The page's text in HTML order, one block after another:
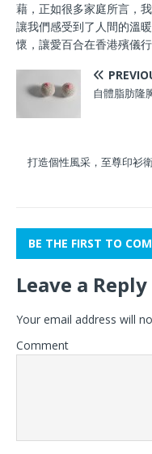
藉，正如很多家庭所言，
讓我們感受到了人間的溫
懷，讓愛百合在香港殯儀
自體脂肪隆
打造個性風采，至尊印衫
BE THE FIRST TO
Leave a Reply
Your email address will
Comment